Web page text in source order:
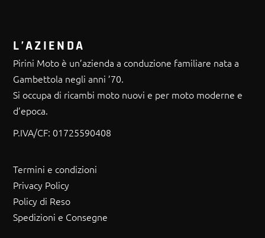
L’AZIENDA
Pirini Moto è un’azienda a conduzione familiare nata a
Gambettola negli anni ’70.
Si occupa di ricambi moto nuovi e per moto moderne e
d’epoca.
P.IVA/CF: 01725590408
Termini e condizioni
Privacy Policy
Policy di Reso
Spedizioni e Consegne